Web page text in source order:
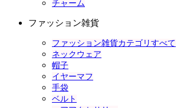
チャーム
ファッション雑貨
ファッション雑貨カテゴリすべて
ネックウェア
帽子
イヤーマフ
手袋
ベルト